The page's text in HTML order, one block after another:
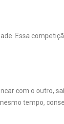
Essa
com o outro,
tempo,